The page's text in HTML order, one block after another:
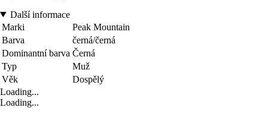
Další informace
Marki
Peak Mountain
Barva
černá/černá
Dominantní barva Černá
Typ
Muž
Věk
Dospělý
Loading...
Loading...